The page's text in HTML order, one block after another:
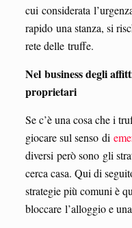
cui considerata
rapido una stanza, si
rete delle truffe.
Nel business degli
proprietari
Se c’è una cosa che i
giocare sul senso di
diversi però sono gli
cerca casa. Qui di
strategie più comuni è
bloccare l’alloggio e